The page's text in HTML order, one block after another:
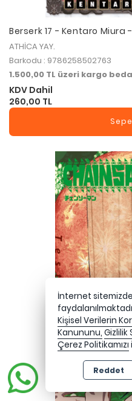
Berserk 17 - Kentaro Miura
ATHİCA YAY.
Barkodu : 9786258502763
1.500,00 TL üzeri kargo
KDV Dahil
260,00 TL
İnternet
Kişisel Verilerin
Kanununu, Gizlilik
Çerez Politikamızı
Reddet